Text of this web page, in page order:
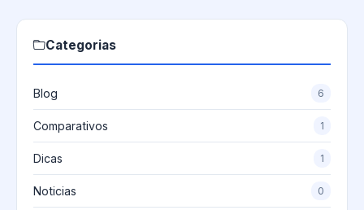
Categorias
Blog 6
Comparativos 1
Dicas 1
Noticias 0